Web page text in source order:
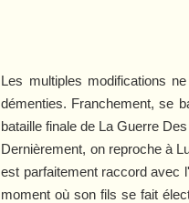
Les multiples modifications
démenties. Franchement, se
bataille finale de La Guerre
Dernièrement, on reproche à
est parfaitement raccord avec
moment où son fils se fait